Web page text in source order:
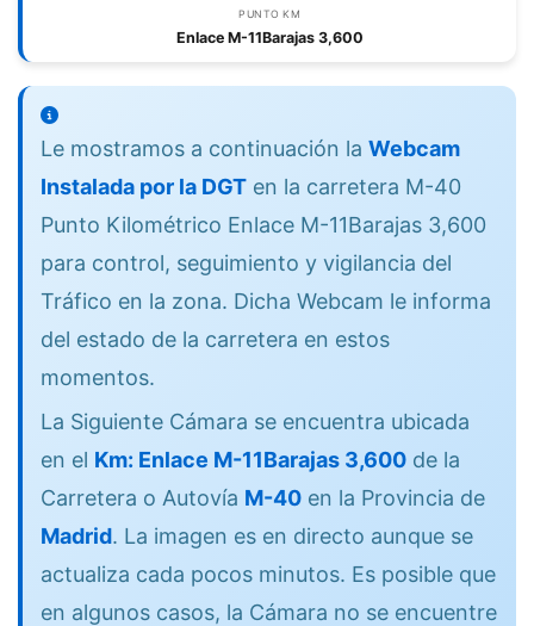
PUNTO KM
Enlace M-11Barajas 3,600
Le mostramos a continuación la Webcam
Instalada por la DGT en la carretera M-40
Punto Kilométrico Enlace M-11Barajas 3,600
para control, seguimiento y vigilancia del
Tráfico en la zona. Dicha Webcam le informa
del estado de la carretera en estos
momentos.
La Siguiente Cámara se encuentra ubicada
en el Km: Enlace M-11Barajas 3,600 de la
Carretera o Autovía M-40 en la Provincia de
Madrid. La imagen es en directo aunque se
actualiza cada pocos minutos. Es posible que
en algunos casos, la Cámara no se encuentre